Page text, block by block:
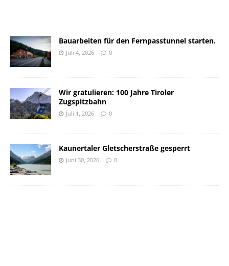
Bauarbeiten für den Fernpasstunnel starten.
Juli 4, 2026 0
Wir gratulieren: 100 Jahre Tiroler
Zugspitzbahn
Juli 1, 2026 0
Kaunertaler Gletscherstraße gesperrt
Juni 30, 2026 0